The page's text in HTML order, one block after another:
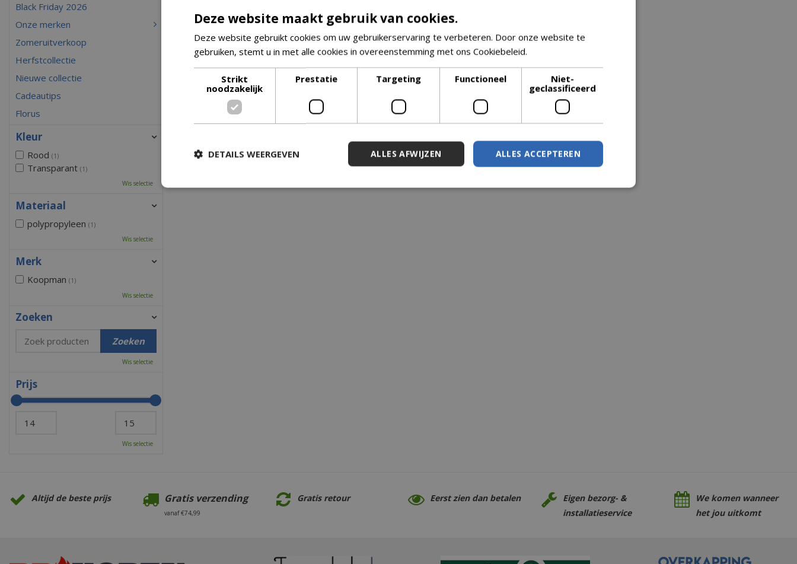
Black Friday 2026
Onze merken
Zomeruitverkoop
Herfstcollectie
Nieuwe collectie
Cadeautips
Florus
Kleur
Rood (1)
Transparant (1)
Wis selectie
Materiaal
polypropyleen (1)
Wis selectie
Merk
Koopman (1)
Wis selectie
Zoeken
Wis selectie
Prijs
Wis selectie
Altijd de beste prijs Gratis verzending
vanaf €74,99
Gratis retour Eerst zien dan betalen
Eigen bezorg- &
installatieservice
We komen wanneer
het jou uitkomt
Deze website maakt gebruik van cookies.
Deze website gebruikt cookies om uw gebruikerservaring te verbeteren. Door onze website te
gebruiken, stemt u in met alle cookies in overeenstemming met ons Cookiebeleid.
Strikt
noodzakelijk
Prestatie Targeting Functioneel
Niet-
geclassificeerd
ALLES ACCEPTEREN
ALLES AFWIJZEN
DETAILS WEERGEVEN